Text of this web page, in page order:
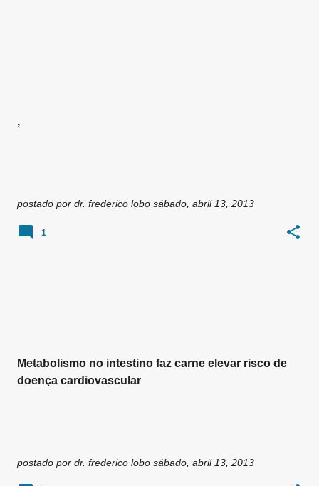
,
postado por dr. frederico lobo sábado, abril 13, 2013
1
Metabolismo no intestino faz carne elevar risco de
doença cardiovascular
postado por dr. frederico lobo sábado, abril 13, 2013